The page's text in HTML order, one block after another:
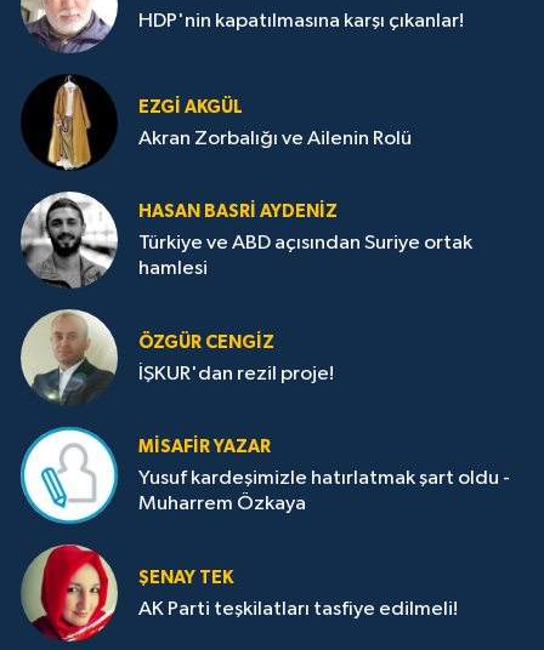
HDP'nin kapatılmasına karşı çıkanlar!
EZGI AKGÜL
Akran Zorbalığı ve Ailenin Rolü
HASAN BASRI AYDENIZ
Türkiye ve ABD açısından Suriye ortak
hamlesi
ÖZGÜR CENGIZ
İŞKUR'dan rezil proje!
MISAFIR YAZAR
Yusuf kardeşimizle hatırlatmak şart oldu -
Muharrem Özkaya
ŞENAY TEK
AK Parti teşkilatları tasfiye edilmeli!